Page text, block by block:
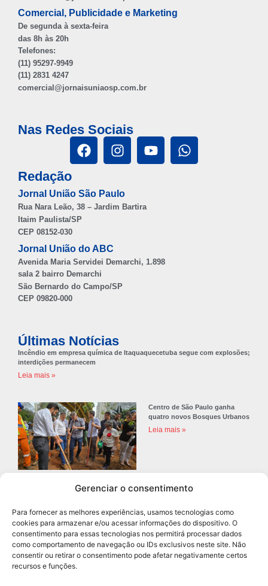
Gerenciar o consentimento
Para fornecer as melhores experiências, usamos tecnologias como
cookies para armazenar e/ou acessar informações do dispositivo. O
consentimento para essas tecnologias nos permitirá processar dados
como comportamento de navegação ou IDs exclusivos neste site. Não
consentir ou retirar o consentimento pode afetar negativamente certos
recursos e funções.
Comercial, Publicidade e Marketing
De segunda à sexta-feira
das 8h às 20h
Telefones:
(11) 95297-9949
(11) 2831 4247
comercial@jornaisuniaosp.com.br
Nas Redes Sociais
Redação
Jornal União São Paulo
Rua Nara Leão, 38 – Jardim Bartira
Itaim Paulista/SP
CEP 08152-030
Jornal União do ABC
Avenida Maria Servidei Demarchi, 1.898
sala 2 bairro Demarchi
São Bernardo do Campo/SP
CEP 09820-000
Últimas Notícias
Incêndio em empresa química de Itaquaquecetuba segue com explosões;
interdições permanecem
Leia mais »
Centro de São Paulo ganha
quatro novos Bosques Urbanos
Leia mais »
para professores
Leia mais »